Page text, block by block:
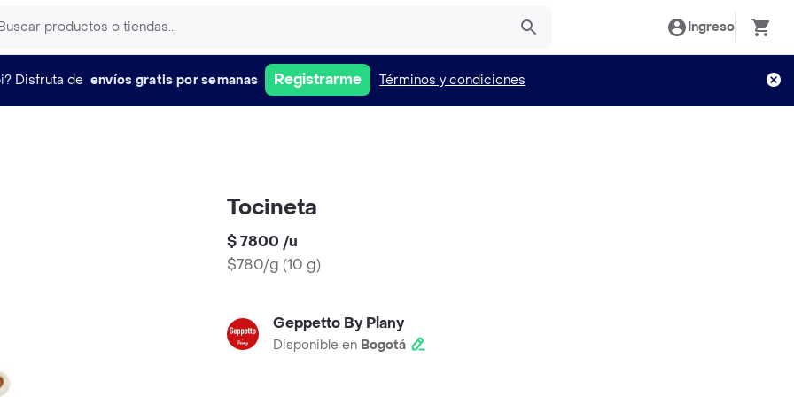
Ingreso
Disfruta de envíos gratis por semanas Registrarme Términos y condiciones
Tocineta
$ 7800 /u
$780/g (10 g)
Geppetto By Plany
Disponible en Bogotá